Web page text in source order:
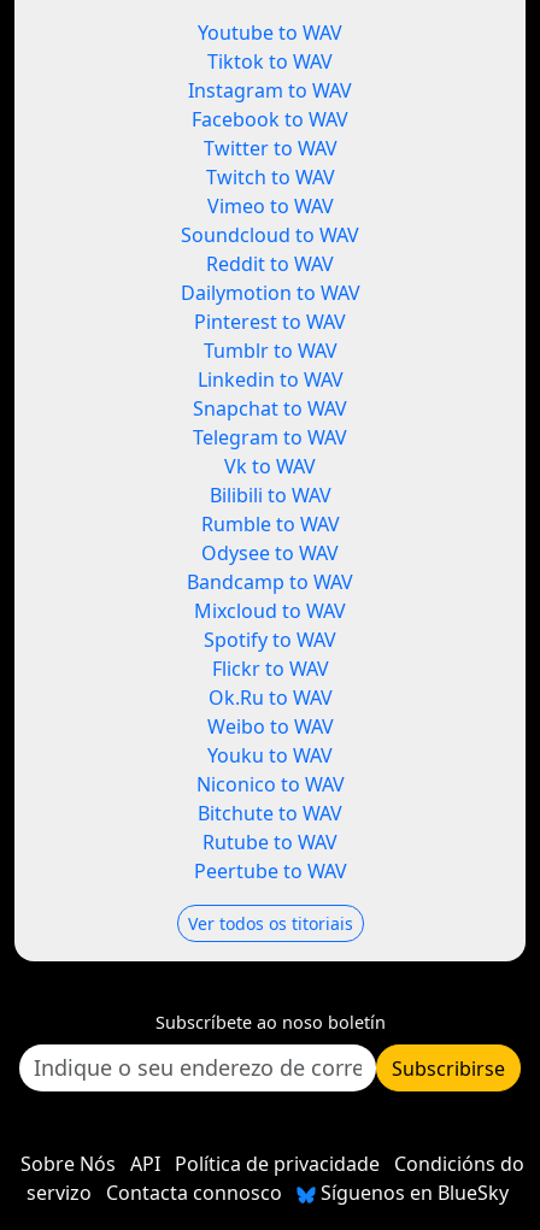
Youtube to WAV
Tiktok to WAV
Instagram to WAV
Facebook to WAV
Twitter to WAV
Twitch to WAV
Vimeo to WAV
Soundcloud to WAV
Reddit to WAV
Dailymotion to WAV
Pinterest to WAV
Tumblr to WAV
Linkedin to WAV
Snapchat to WAV
Telegram to WAV
Vk to WAV
Bilibili to WAV
Rumble to WAV
Odysee to WAV
Bandcamp to WAV
Mixcloud to WAV
Spotify to WAV
Flickr to WAV
Ok.Ru to WAV
Weibo to WAV
Youku to WAV
Niconico to WAV
Bitchute to WAV
Rutube to WAV
Peertube to WAV
Ver todos os titoriais
Subscríbete ao noso boletín
Subscribirse
Sobre Nós API Política de privacidade Condicións do
servizo
Contacta connosco
Síguenos en BlueSky